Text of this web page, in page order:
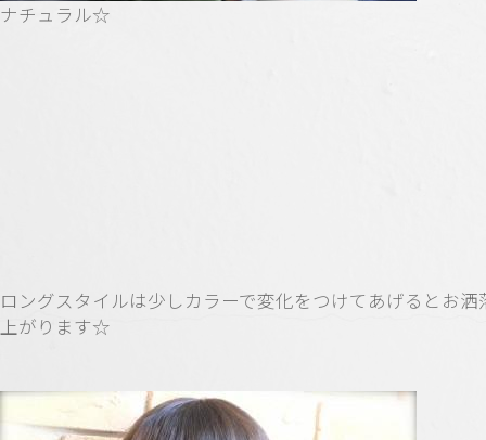
ナチュラル☆
ロングスタイルは少しカラーで変化をつけてあげるとお洒
上がります☆